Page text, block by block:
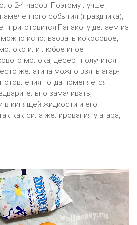
2-4 часов. Поэтому лучше
события (праздника),
приготовится.Панакоту делаем из
использовать кокосовое,
или любое иное
молока, десерт получится
желатина можно взять агар-
тогда поменяется —
замачивать,
в кипящей жидкости и его
как сила желирования у агара,